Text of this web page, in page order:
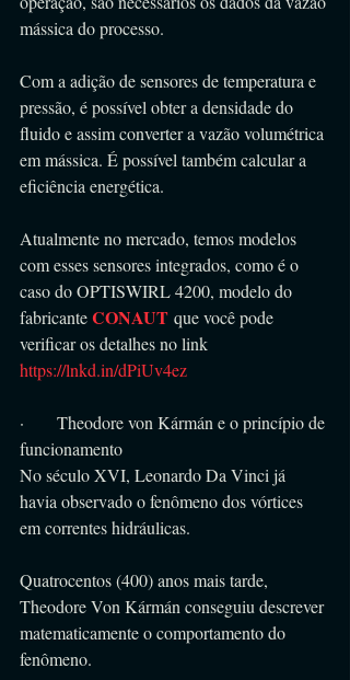
mássica do processo.
Com a adição de sensores de temperatura e
pressão, é possível obter a densidade do
fluido e assim converter a vazão volumétrica
em mássica. É possível também calcular a
eficiência energética.
Atualmente no mercado, temos modelos
com esses sensores integrados, como é o
caso do OPTISWIRL 4200, modelo do
fabricante CONAUT que você pode
verificar os detalhes no link
https://lnkd.in/dPiUv4ez
·      Theodore von Kármán e o princípio de
funcionamento
No século XVI, Leonardo Da Vinci já
havia observado o fenômeno dos vórtices
em correntes hidráulicas.
Quatrocentos (400) anos mais tarde,
Theodore Von Kármán conseguiu descrever
matematicamente o comportamento do
fenômeno.